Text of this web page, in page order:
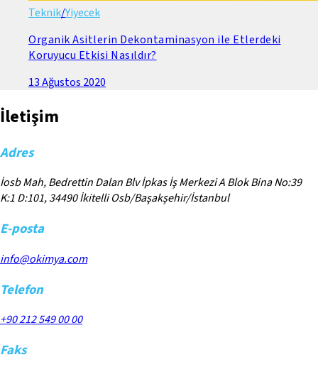
Teknik/Yiyecek
Organik Asitlerin Dekontaminasyon ile Etlerdeki
Koruyucu Etkisi Nasıldır?
13 Ağustos 2020
İletişim
Adres
İosb Mah, Bedrettin Dalan Blv İpkas İş Merkezi A Blok Bina No:39
K:1 D:101, 34490 İkitelli Osb/Başakşehir/İstanbul
E-posta
info@okimya.com
Telefon
+90 212 549 00 00
Faks